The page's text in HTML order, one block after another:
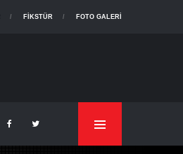
FOTO GALERI
FIKSTÜR